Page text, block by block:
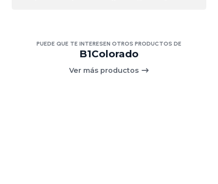
PUEDE QUE TE INTERESEN OTROS PRODUCTOS DE
B1Colorado
Ver más productos